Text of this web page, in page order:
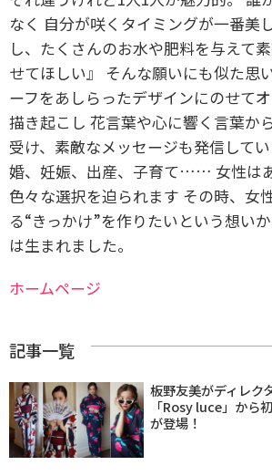
なく 自分が咲くタイミングが一番美
し、たくさんのお水や肥料を与えて
せてほしい』 そんな願いにも似た思
ーフをあしらったデザインにのせて
描き起こし 花言葉や心に響く言葉か
受け、素敵なメッセージも発信して
婚、妊娠、出産、子育て…… 女性は
色々な選択を迫られます その時、女
る“きっかけ”を作りたいという想い
は生まれました。
ホームページ
記事一覧
板野友美がディレク
「Rosy luce」から
が登場！